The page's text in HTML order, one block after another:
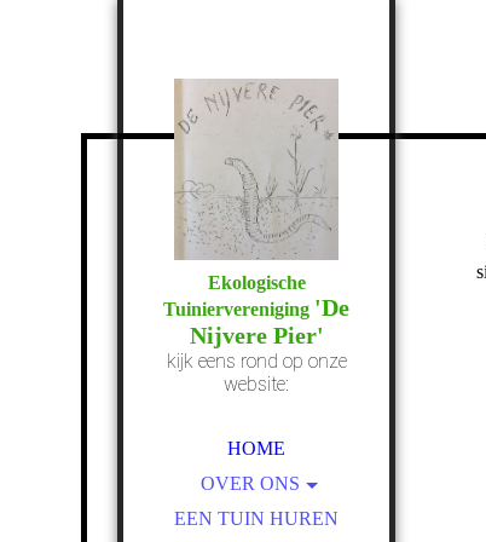
Ekologische
Tuiniervereniging 'De
Nijvere Pier'
kijk eens rond op onze
website:
HOME
OVER ONS
ONS TUINENPARK
EEN TUIN HUREN